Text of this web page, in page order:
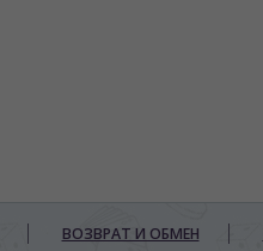
ВОЗВРАТ И ОБМЕН